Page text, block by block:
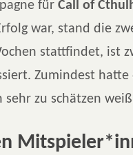
für Call of
war, stand die
stattfindet, ist
Zumindest
zu schätzen